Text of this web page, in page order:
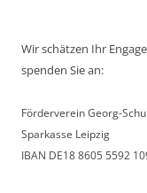
Wir schätzen Ihr
spenden Sie an:
Förderverein Georg-
Sparkasse Leipzig
IBAN DE18 8605 5592